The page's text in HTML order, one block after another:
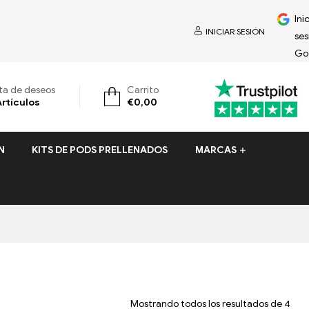
INICIAR SESIÓN
de deseos
Carrito
€0,00
KITS DE PODS PRELLENADOS MARCAS
Mostrando todos los resultados de 4